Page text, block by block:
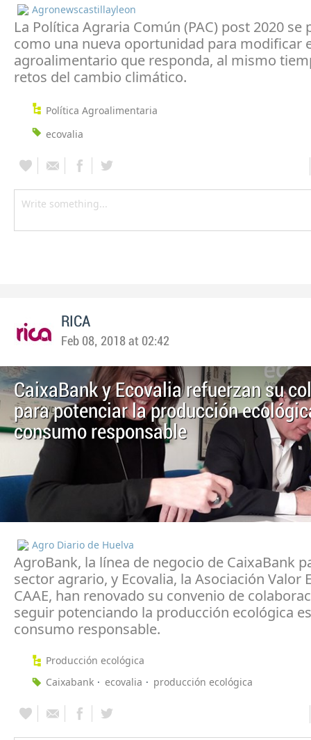
Agronewscastillayleon
La Política Agraria Común (PAC) post 2020 se
como una nueva oportunidad para modificar
agroalimentario que responda, al mismo
retos del cambio climático.
Política Agroalimentaria
ecovalia
RICA
Feb 08, 2018 at 02:42
CaixaBank y Ecovalia refuerzan su
para potenciar la producción
consumo responsable
Agro Diario de Huelva
AgroBank, la línea de negocio de CaixaBank
sector agrario, y Ecovalia, la Asociación Valor
CAAE, ­­han renovado su convenio de
seguir potenciando la producción ecológica
consumo responsable.
Producción ecológica
Caixabank
ecovalia producción ecológica